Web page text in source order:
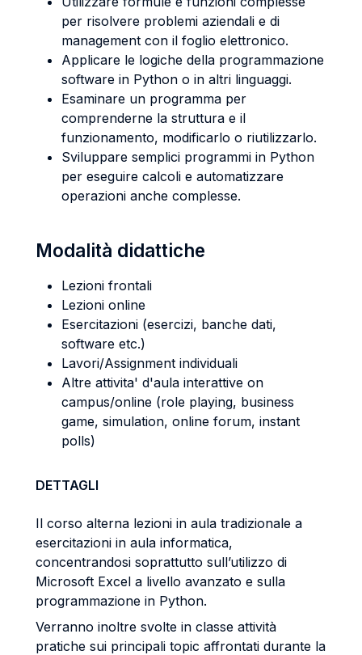
per risolvere problemi aziendali e di
management con il foglio elettronico.
Applicare le logiche della programmazione
software in Python o in altri linguaggi.
Esaminare un programma per
comprenderne la struttura e il
funzionamento, modificarlo o riutilizzarlo.
Sviluppare semplici programmi in Python
per eseguire calcoli e automatizzare
operazioni anche complesse.
Modalità didattiche
Lezioni frontali
Lezioni online
Esercitazioni (esercizi, banche dati,
software etc.)
Lavori/Assignment individuali
Altre attivita' d'aula interattive on
campus/online (role playing, business
game, simulation, online forum, instant
polls)
DETTAGLI
Il corso alterna lezioni in aula tradizionale a
esercitazioni in aula informatica,
concentrandosi soprattutto sull’utilizzo di
Microsoft Excel a livello avanzato e sulla
programmazione in Python.
Verranno inoltre svolte in classe attività
pratiche sui principali topic affrontati durante la